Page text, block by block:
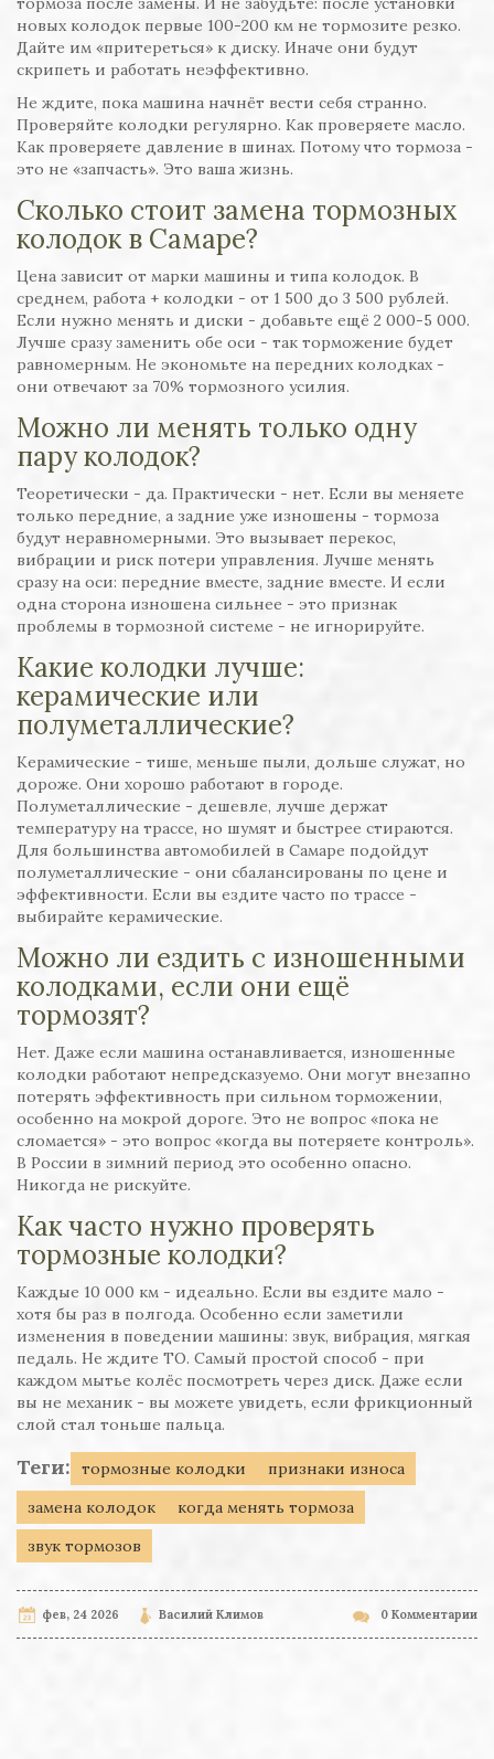
новых колодок первые 100-200 км не тормозите резко.
Дайте им «притереться» к диску. Иначе они будут
скрипеть и работать неэффективно.
Не ждите, пока машина начнёт вести себя странно.
Проверяйте колодки регулярно. Как проверяете масло.
Как проверяете давление в шинах. Потому что тормоза -
это не «запчасть». Это ваша жизнь.
Сколько стоит замена тормозных
колодок в Самаре?
Цена зависит от марки машины и типа колодок. В
среднем, работа + колодки - от 1 500 до 3 500 рублей.
Если нужно менять и диски - добавьте ещё 2 000-5 000.
Лучше сразу заменить обе оси - так торможение будет
равномерным. Не экономьте на передних колодках -
они отвечают за 70% тормозного усилия.
Можно ли менять только одну
пару колодок?
Теоретически - да. Практически - нет. Если вы меняете
только передние, а задние уже изношены - тормоза
будут неравномерными. Это вызывает перекос,
вибрации и риск потери управления. Лучше менять
сразу на оси: передние вместе, задние вместе. И если
одна сторона изношена сильнее - это признак
проблемы в тормозной системе - не игнорируйте.
Какие колодки лучше:
керамические или
полуметаллические?
Керамические - тише, меньше пыли, дольше служат, но
дороже. Они хорошо работают в городе.
Полуметаллические - дешевле, лучше держат
температуру на трассе, но шумят и быстрее стираются.
Для большинства автомобилей в Самаре подойдут
полуметаллические - они сбалансированы по цене и
эффективности. Если вы ездите часто по трассе -
выбирайте керамические.
Можно ли ездить с изношенными
колодками, если они ещё
тормозят?
Нет. Даже если машина останавливается, изношенные
колодки работают непредсказуемо. Они могут внезапно
потерять эффективность при сильном торможении,
особенно на мокрой дороге. Это не вопрос «пока не
сломается» - это вопрос «когда вы потеряете контроль».
В России в зимний период это особенно опасно.
Никогда не рискуйте.
Как часто нужно проверять
тормозные колодки?
Каждые 10 000 км - идеально. Если вы ездите мало -
хотя бы раз в полгода. Особенно если заметили
изменения в поведении машины: звук, вибрация, мягкая
педаль. Не ждите ТО. Самый простой способ - при
каждом мытье колёс посмотреть через диск. Даже если
вы не механик - вы можете увидеть, если фрикционный
слой стал тоньше пальца.
Теги: тормозные колодки
признаки износа
замена колодок
когда менять тормоза
звук тормозов
фев, 24 2026 Василий Климов 0 Комментарии